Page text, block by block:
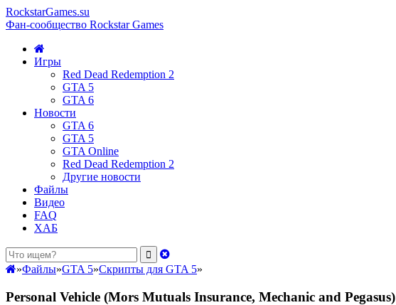
RockstarGames.su
Фан-сообщество Rockstar Games
Игры
Red Dead Redemption 2
GTA 5
GTA 6
Новости
GTA 6
GTA 5
GTA Online
Red Dead Redemption 2
Другие новости
Файлы
Видео
FAQ
ХАБ
»Файлы»GTA 5»Скрипты для GTA 5»
Personal Vehicle (Mors Mutuals Insurance, Mechanic and Pegasus)